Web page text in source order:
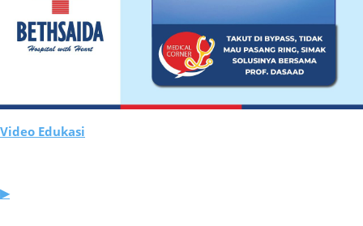
Video Edukasi
▶